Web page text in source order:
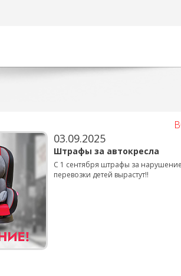
03.09.2025
Штрафы за автокресла
С 1 сентября штрафы за
перевозки детей вырастут!!